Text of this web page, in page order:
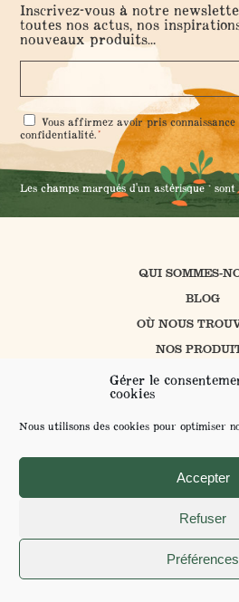
Gérer le
cookies
Nous utilisons des cookies pour optimiser
Accepter
Refuser
Préférences
Inscrivez-vous à notre
toutes nos actus, nos
nouveaux produits...
RGPD
*
Vous affirmez avoir pris
confidentialité.*
Les champs marqués d'un astérisque *
QUI SOMMES-
BLOG
OÙ NOUS
NOS
CUISINER AVEC
NOS
CONTACT
ENVOYER VOS
MENTIONS LÉGALES ET POLITIQUE
POUR VOTRE SANTÉ MANGEZ AU MOINS 5